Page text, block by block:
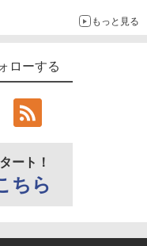
もっと見る
ローする
ート！
ちら